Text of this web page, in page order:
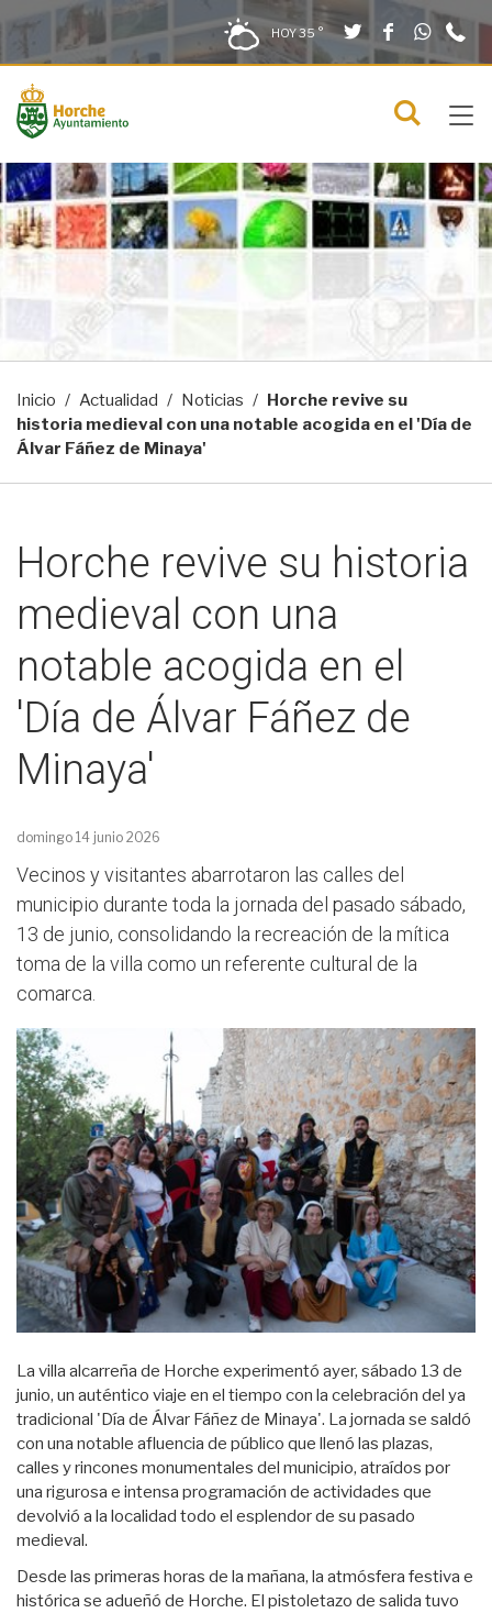
Saltar al contenido
Saltar a la navegación
Información de contacto HOY35 ° TwitterFacebook
menú
Inicio Actualidad Noticias
Horche revive su
historia medieval con una notable acogida en el 'Día de
Álvar Fáñez de Minaya'
Horche revive su historia
medieval con una
notable acogida en el
'Día de Álvar Fáñez de
Minaya'
domingo 14 junio 2026
Vecinos y visitantes abarrotaron las calles del
municipio durante toda la jornada del pasado sábado,
13 de junio, consolidando la recreación de la mítica
toma de la villa como un referente cultural de la
comarca.
La villa alcarreña de Horche experimentó ayer, sábado 13 de
junio, un auténtico viaje en el tiempo con la celebración del ya
tradicional 'Día de Álvar Fáñez de Minaya'. La jornada se saldó
con una notable afluencia de público que llenó las plazas,
calles y rincones monumentales del municipio, atraídos por
una rigurosa e intensa programación de actividades que
devolvió a la localidad todo el esplendor de su pasado
medieval.
Desde las primeras horas de la mañana, la atmósfera festiva e
histórica se adueñó de Horche. El pistoletazo de salida tuvo